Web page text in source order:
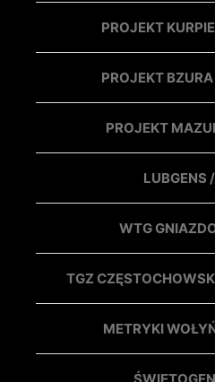
PROJEKT
PROJEKT
PROJEKT
LUBGENS
WTG
TGZ
METRYKI